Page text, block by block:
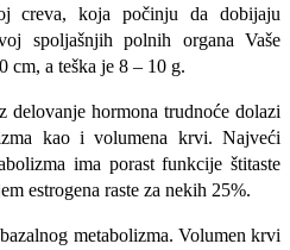
creva, koja počinju da dobijaju
spoljašnjih polnih organa Vaše
cm, a teška je 8 – 10 g.
delovanje hormona trudnoće dolazi
kao i volumena krvi. Najveći
ima porast funkcije štitaste
estrogena raste za nekih 25%.
metabolizma. Volumen krvi